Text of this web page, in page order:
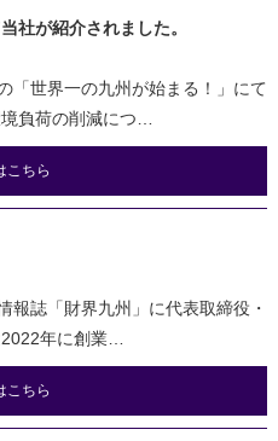
社が紹介されました。
世界一の九州が始まる！」にて
負荷の削減につ…
こちら
報誌「財界九州」に代表取締役・
年に創業…
こちら